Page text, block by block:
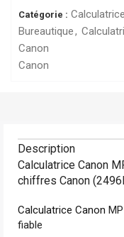
Catégorie : Calculatrice
Bureautique,
Canon
Canon
Description
Calculatrice Canon
chiffres Canon
Calculatrice Canon
fiable